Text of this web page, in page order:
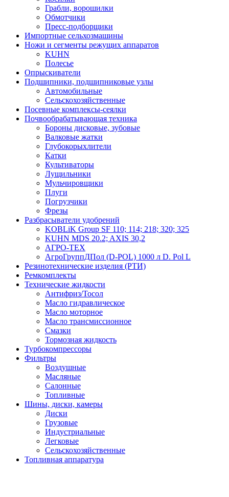
Грабли, ворошилки
Обмотчики
Пресс-подборщики
Импортные сельхозмашины
Ножи и сегменты режущих аппаратов
KUHN
Полесье
Опрыскиватели
Подшипники, подшипниковые узлы
Автомобильные
Сельскохозяйственные
Посевные комплексы-сеялки
Почвообрабатывающая техника
Бороны дисковые, зубовые
Валковые жатки
Глубокорыхлители
Катки
Культиваторы
Лущильники
Мульчировщики
Плуги
Погрузчики
Фрезы
Разбрасыватели удобрений
KOBLiK Group SF 110; 114; 218; 320; 325
KUHN MDS 20.2; AXIS 30,2
АГРО-ТЕХ
АгроГруппДПол (D-POL) 1000 л D. Pol L
Резинотехнические изделия (РТИ)
Ремкомплекты
Технические жидкости
Антифриз/Тосол
Масло гидравлическое
Масло моторное
Масло трансмиссионное
Смазки
Тормозная жидкость
Турбокомпрессоры
Фильтры
Воздушные
Масляные
Салонные
Топливные
Шины, диски, камеры
Диски
Грузовые
Индустриальные
Легковые
Сельскохозяйственные
Топливная аппаратура